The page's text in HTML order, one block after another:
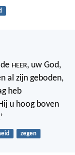
HEER, uw God,
al zijn geboden,
heb
u hoog boven
zegen